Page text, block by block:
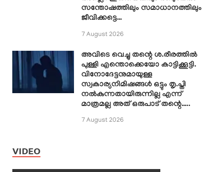
സന്തോഷത്തിലും സമാധാനത്തിലും
ജീവിക്കട്ടെ…
7 August 2026
അവിടെ വെച്ചു തന്റെ ശ.രീരത്തിൽ
പുള്ളി എന്തൊക്കെയോ കാട്ടിക്കൂട്ടി.
വിനോദേട്ടനുമായുള്ള
സ്വകാര്യനിമിഷങ്ങൾ ഒട്ടും തൃ.പ്തി
നൽകുന്നതായിരുന്നില്ല എന്ന്
മാത്രമല്ല അത് ഒരുപാട് തന്റെ…..
7 August 2026
VIDEO